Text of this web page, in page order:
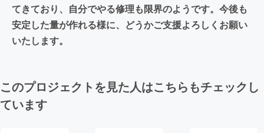
てきており、自分でやる修理も限界のようです。今後も
安定した量が作れる様に、どうかご支援よろしくお願い
いたします。
このプロジェクトを見た人はこちらもチェックし
ています